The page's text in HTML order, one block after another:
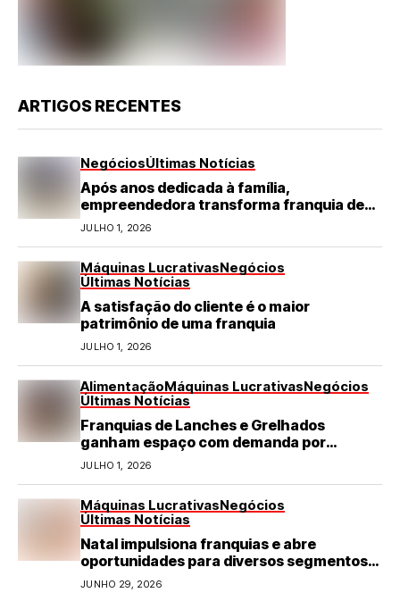
ARTIGOS RECENTES
NegóciosÚltimas Notícias
Após anos dedicada à família,
empreendedora transforma franquia de
turismo em negócio de destaque no RN
JULHO 1, 2026
Máquinas LucrativasNegócios
Últimas Notícias
A satisfação do cliente é o maior
patrimônio de uma franquia
JULHO 1, 2026
AlimentaçãoMáquinas LucrativasNegócios
Últimas Notícias
Franquias de Lanches e Grelhados
ganham espaço com demanda por
refeições rápidas e de qualidade
JULHO 1, 2026
Máquinas LucrativasNegócios
Últimas Notícias
Natal impulsiona franquias e abre
oportunidades para diversos segmentos
do varejo
JUNHO 29, 2026